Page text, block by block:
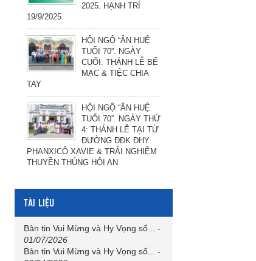
2025. HẠNH TRÍ
19/9/2025
HỘI NGỘ “ÂN HUỆ
TUỔI 70”. NGÀY
CUỐI: THÁNH LỄ BẾ
MẠC & TIỆC CHIA
TAY
HỘI NGỘ “ÂN HUỆ
TUỔI 70”. NGÀY THỨ
4: THÁNH LỄ TẠI TỪ
ĐƯỜNG ĐĐK ĐHY
PHANXICÔ XAVIE & TRẢI NGHIỆM
THUYỀN THÚNG HỘI AN
TÀI LIỆU
Bản tin Vui Mừng và Hy Vọng số...
-
01/07/2026
Bản tin Vui Mừng và Hy Vọng số...
-